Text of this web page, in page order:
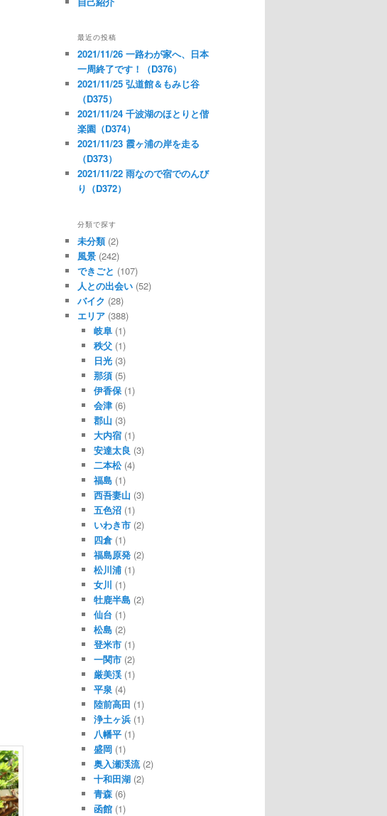
最近の投稿
2021/11/26 一路わが家へ、日本
一周終了です！（D376）
2021/11/25 弘道館＆もみじ谷
（D375）
2021/11/24 千波湖のほとりと偕
楽園（D374）
2021/11/23 霞ヶ浦の岸を走る
（D373）
2021/11/22 雨なので宿でのんび
り（D372）
分類で探す
未分類(2)
風景 (242)
できごと (107)
人との出会い (52)
バイク (28)
エリア (388)
岐阜(1)
秩父(1)
日光(3)
那須(5)
伊香保(1)
会津(6)
郡山 (3)
大内宿(1)
安達太良 (3)
二本松(4)
福島(1)
西吾妻山 (3)
五色沼(1)
いわき市(2)
四倉(1)
福島原発(2)
松川浦(1)
女川 (1)
牡鹿半島(2)
仙台 (1)
松島(2)
登米市(1)
一関市(2)
厳美渓(1)
平泉 (4)
陸前高田 (1)
浄土ヶ浜(1)
八幡平(1)
盛岡(1)
奥入瀬渓流(2)
十和田湖(2)
青森(6)
函館(1)